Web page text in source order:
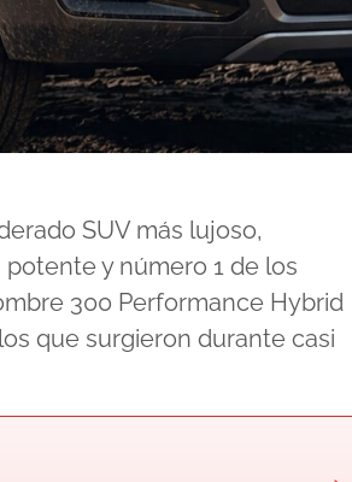
SUV más lujoso,
y número 1 de los
300 Performance Hybrid
que surgieron durante casi